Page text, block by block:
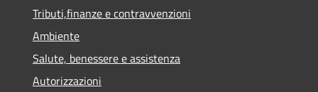
Tributi,finanze e contravvenzioni
Ambiente
Salute, benessere e assistenza
Autorizzazioni